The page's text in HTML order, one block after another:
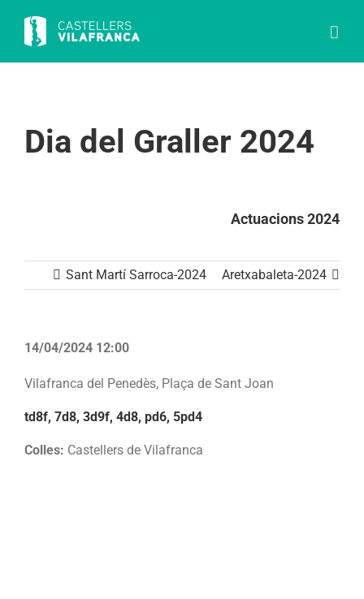
content
Dia del Graller 2024
Actuacions 2024
Sant Martí Sarroca-2024 Aretxabaleta-2024
14/04/2024 12:00
Vilafranca del Penedès, Plaça de Sant Joan
td8f, 7d8, 3d9f, 4d8, pd6, 5pd4
Colles: Castellers de Vilafranca